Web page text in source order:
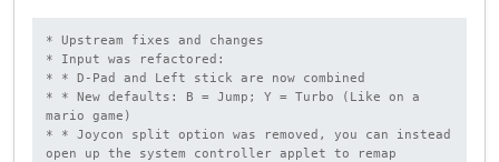
* Upstream fixes and changes
* Input was refactored:
* * D-Pad and Left stick are now combined
* * New defaults: B = Jump; Y = Turbo (Like on a
mario game)
* * Joycon split option was removed, you can instead
open up the system controller applet to remap